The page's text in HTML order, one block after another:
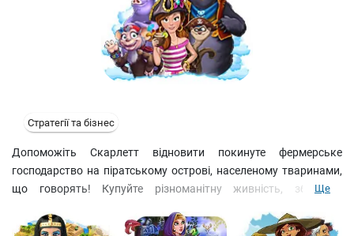
Стратегії та бізнес
Допоможіть Скарлетт відновити покинуте фермерське
господарство на піратському острові, населеному тваринами,
що говорять! Купуйте різноманітну живність, збирайте
вигодою для себе! Величезна кількість бонусів і покращень
Ще